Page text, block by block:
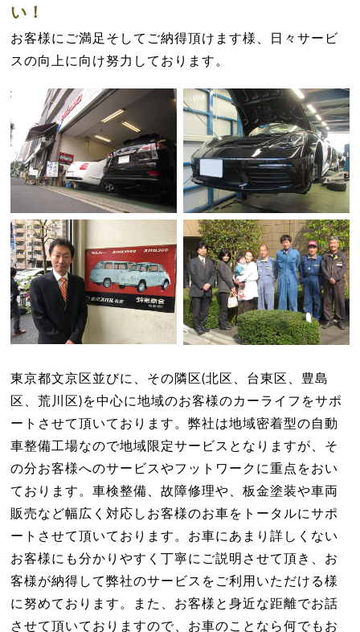
い！
お客様にご満足そしてご納得頂けます様、日々サービ
スの向上に向け努力しております。
東京都文京区並びに、その隣区(北区、台東区、豊島
区、荒川区)を中心に地域のお客様のカーライフをサポ
ートさせて頂いております。弊社は地域密着型の自動
車整備工場なので地域限定サービスとなりますが、そ
の分お客様へのサービスやフットワークに重点をおい
ております。車検整備、故障修理や、板金塗装や車両
販売など幅広く対応しお客様のお車をトータルにサポ
ートさせて頂いております。お車にあまり詳しくない
お客様にも分かりやすく丁寧にご説明させて頂き、お
客様が納得して弊社のサービスをご利用いただける様
に努めております。また、お客様と身近な距離でお話
させて頂いておりますので、お車のことなら何でもお